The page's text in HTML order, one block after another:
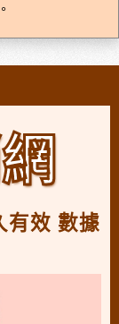
有效 數據